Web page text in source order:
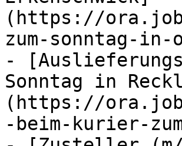
(https://
zum-sonntag-
-
Sonntag in
(https://
-beim-kurier-